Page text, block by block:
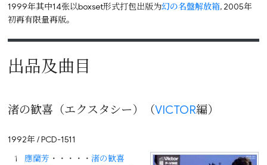
1999年其中14张以boxset形式打包出版为幻の名盤解放箱, 2005年
初再有限量再版。
出品及曲目
渚の歓喜（エクスタシー）（VICTOR編）
1992年 / PCD-1511
應蘭芳 ・・・・・渚の歓喜